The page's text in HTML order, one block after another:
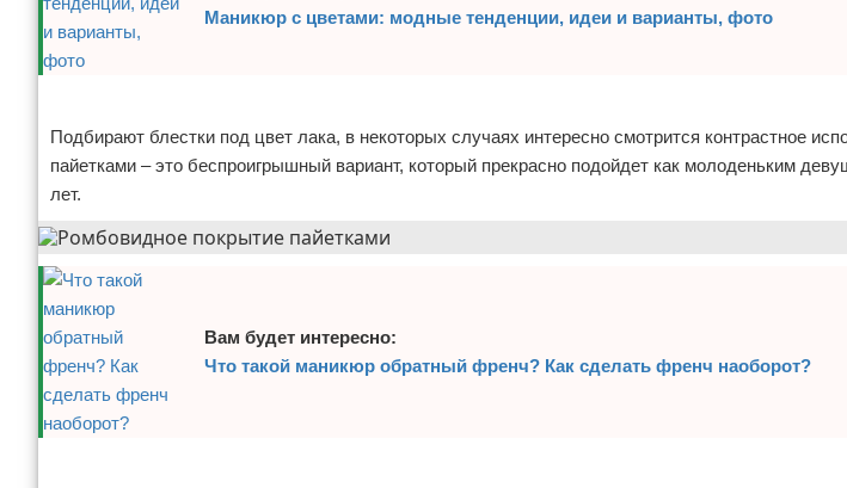
Хирургия
Маникюр с цветами: модные тенденции, идеи и варианты, фото
Подбирают блестки под цвет лака, в некоторых случаях интересно смотрится контрастное
пайетками – это беспроигрышный вариант, который прекрасно подойдет как молоденьким
лет.
Вам будет интересно:
Что такой маникюр обратный френч? Как сделать френч наоборот?